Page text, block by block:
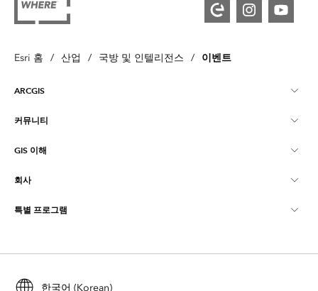
Esri 홈 / 산업 / 국방 및 인텔리전스 / 이벤트
ARCGIS
ArcGIS Overview
커뮤니티
Esri 커뮤니티
ArcGIS Blog
사용자 리서치 및 테스트
GIS 이해
GIS란?
로케이션 인텔리전스
ArcUser
회사
Esri 정보
채용
특별 프로그램
ArcGIS for Student Use
한국어 (Korean)